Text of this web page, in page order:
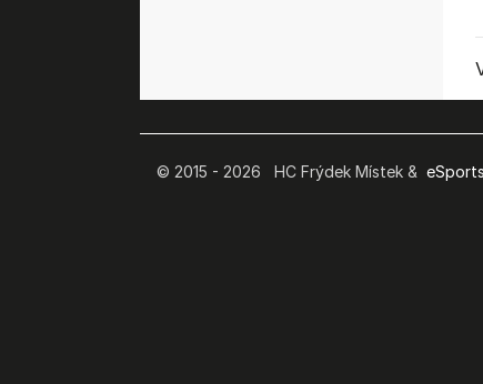
© 2015 - 2026 HC Frýdek Místek &